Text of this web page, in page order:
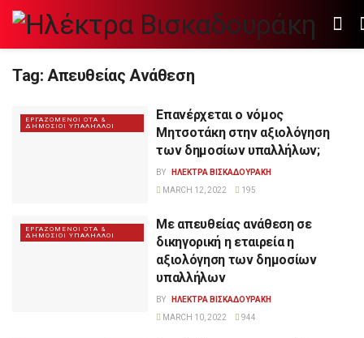
Tag: Απευθείας Ανάθεση
ΕΡΓΑΖΟΜΕΝΟΙ ΟΤΑ &
ΔΗΜΟΣΙΟΙ ΥΠΑΛΗΛΛΟΙ
Επανέρχεται ο νόμος
Μητσοτάκη στην αξιολόγηση
των δημοσίων υπαλλήλων;
BY
ΗΛΕΚΤΡΑ ΒΙΣΚΑΔΟΥΡΑΚΗ
MARCH 12, 2022
195
ΕΡΓΑΖΟΜΕΝΟΙ ΟΤΑ &
ΔΗΜΟΣΙΟΙ ΥΠΑΛΗΛΛΟΙ
Με απευθείας ανάθεση σε
δικηγορική η εταιρεία η
αξιολόγηση των δημοσίων
υπαλλήλων
BY
ΗΛΕΚΤΡΑ ΒΙΣΚΑΔΟΥΡΑΚΗ
MARCH 10, 2022
944